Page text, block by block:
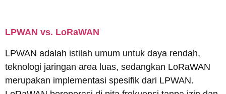
LPWAN vs. LoRaWAN
LPWAN adalah istilah umum untuk daya rendah,
teknologi jaringan area luas, sedangkan LoRaWAN
merupakan implementasi spesifik dari LPWAN.